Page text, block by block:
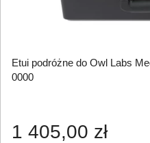
Etui podróżne do Owl Labs
0000
1 405,00 zł